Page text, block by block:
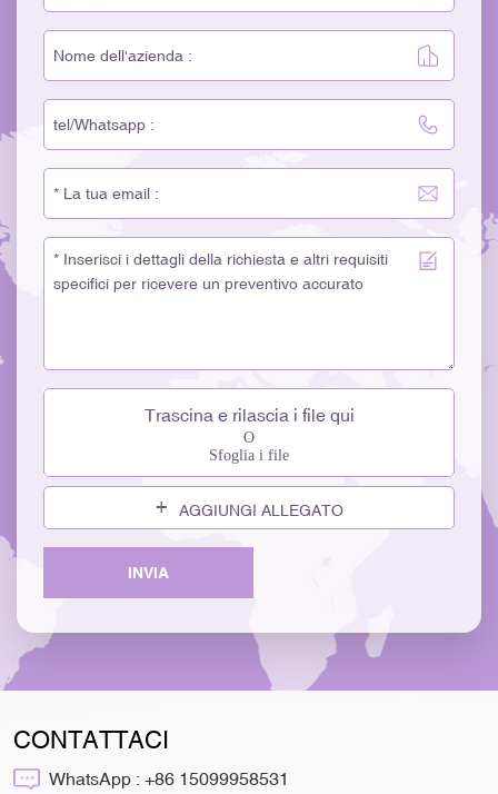
Trascina e rilascia i file qui
O
Sfoglia i file
AGGIUNGI ALLEGATO
INVIA
CONTATTACI
WhatsApp : +86 15099958531